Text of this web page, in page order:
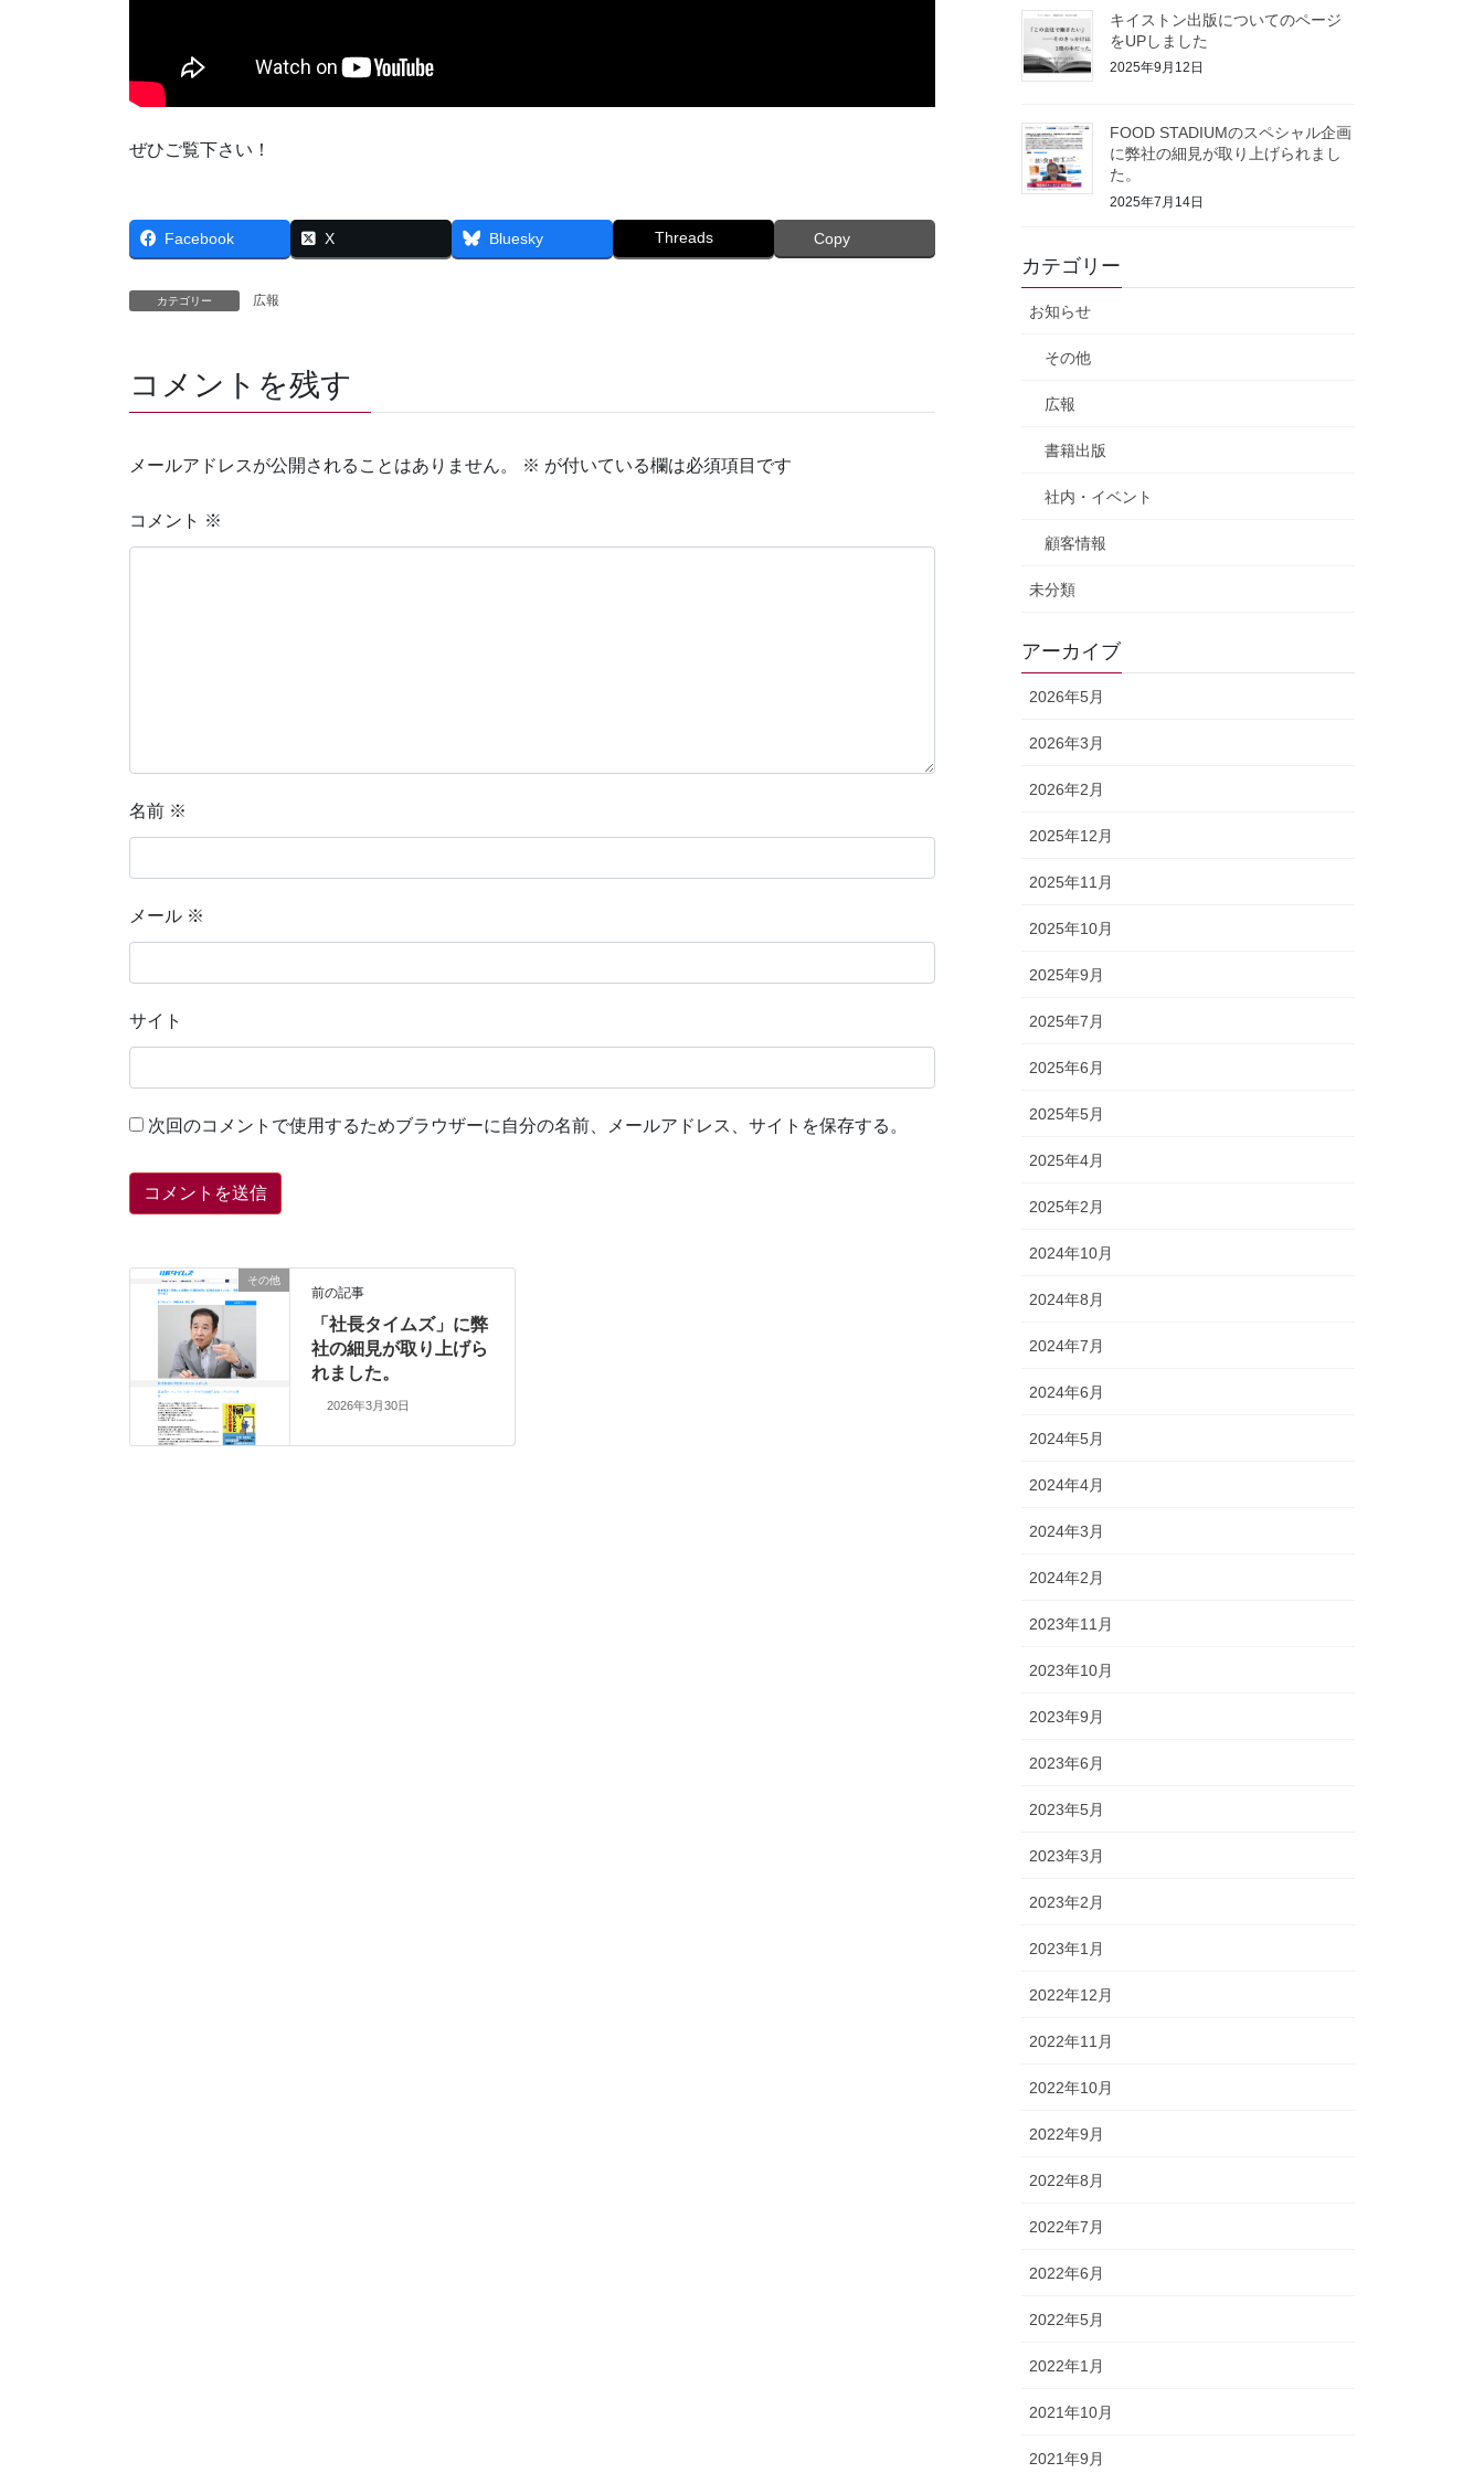
ぜひご覧下さい！
Facebook X Bluesky Threads Copy
カテゴリー 広報
コメントを残す
メールアドレスが公開されることはありません。 ※ が付いている欄は必須項目です
コメント ※
名前 ※
メール ※
サイト
次回のコメントで使用するためブラウザーに自分の名前、メールアドレス、サイトを保存する。
その他
前の記事
「社長タイムズ」に弊
社の細見が取り上げら
れました。
2026年3月30日
キイストン出版についてのページ
をUPしました
2025年9月12日
FOOD STADIUMのスペシャル企画
に弊社の細見が取り上げられまし
た。
2025年7月14日
カテゴリー
お知らせ
その他
広報
書籍出版
社内・イベント
顧客情報
未分類
アーカイブ
2026年5月
2026年3月
2026年2月
2025年12月
2025年11月
2025年10月
2025年9月
2025年7月
2025年6月
2025年5月
2025年4月
2025年2月
2024年10月
2024年8月
2024年7月
2024年6月
2024年5月
2024年4月
2024年3月
2024年2月
2023年11月
2023年10月
2023年9月
2023年6月
2023年5月
2023年3月
2023年2月
2023年1月
2022年12月
2022年11月
2022年10月
2022年9月
2022年8月
2022年7月
2022年6月
2022年5月
2022年1月
2021年10月
2021年9月